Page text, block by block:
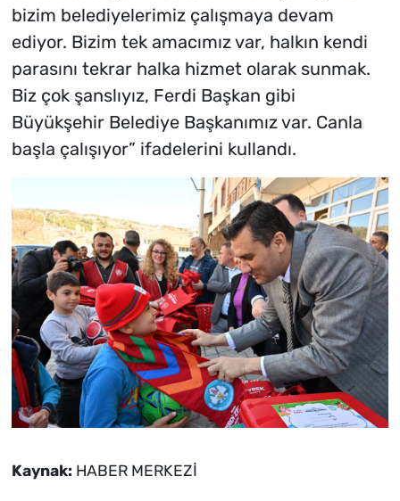
bizim belediyelerimiz çalışmaya devam
ediyor. Bizim tek amacımız var, halkın kendi
parasını tekrar halka hizmet olarak sunmak.
Biz çok şanslıyız, Ferdi Başkan gibi
Büyükşehir Belediye Başkanımız var. Canla
başla çalışıyor” ifadelerini kullandı.
Kaynak: HABER MERKEZİ